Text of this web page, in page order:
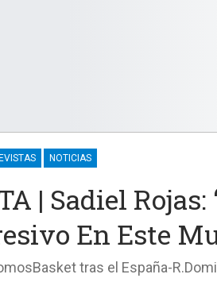
NOTICIAS
| Sadiel
En Este
tras el España-